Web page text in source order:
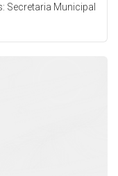
Secretaria Municipal